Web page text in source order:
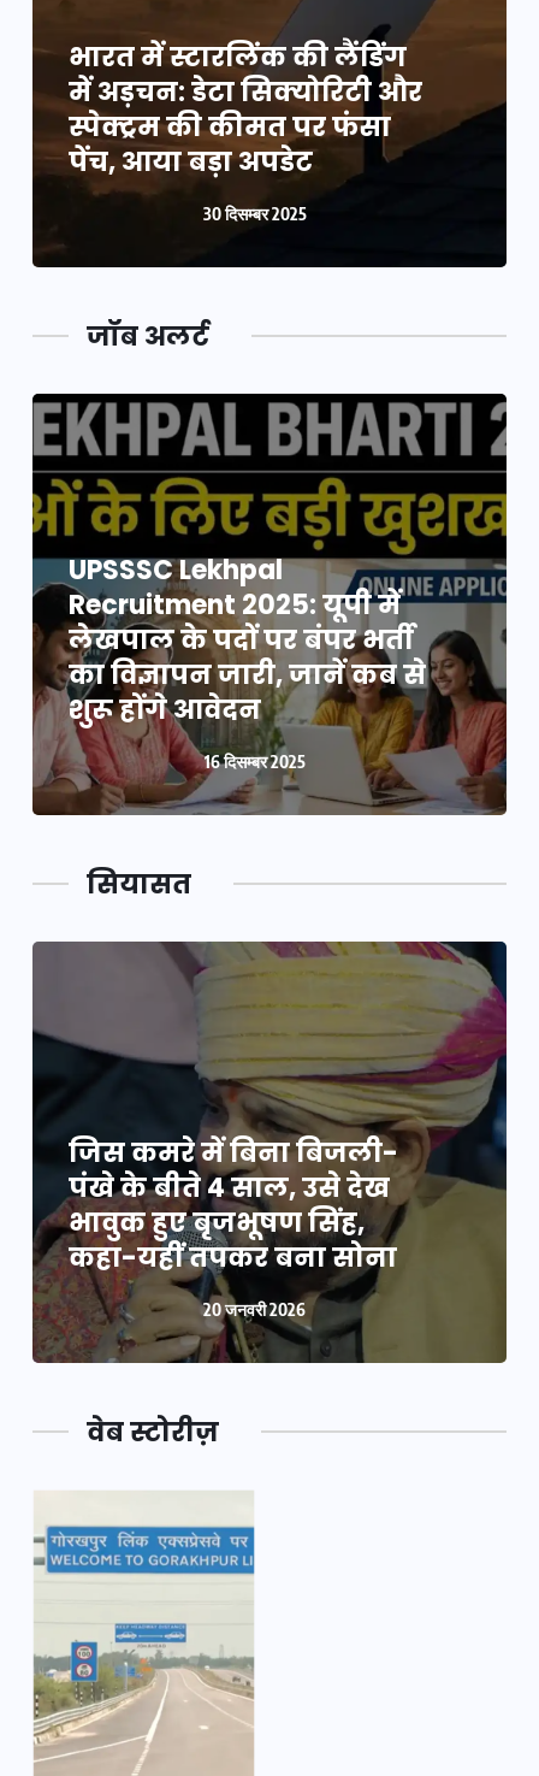
भारत में स्टारलिंक की लैंडिंग
में अड़चन: डेटा सिक्योरिटी और
स्पेक्ट्रम की कीमत पर फंसा
पेंच, आया बड़ा अपडेट
30 दिसम्बर 2025
जॉब अलर्ट
UPSSSC Lekhpal
Recruitment 2025: यूपी में
लेखपाल के पदों पर बंपर भर्ती
का विज्ञापन जारी, जानें कब से
शुरू होंगे आवेदन
16 दिसम्बर 2025
सियासत
जिस कमरे में बिना बिजली-
पंखे के बीते 4 साल, उसे देख
भावुक हुए बृजभूषण सिंह,
कहा-यहीं तपकर बना सोना
20 जनवरी 2026
वेब स्टोरीज़